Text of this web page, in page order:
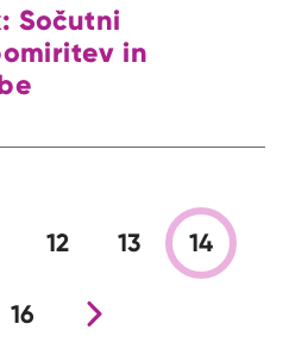
Sočutni
in
12 13 14
16Nova stran